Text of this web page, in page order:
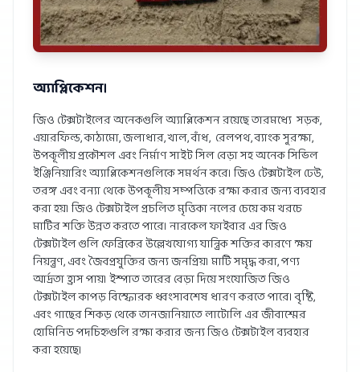
অ্যাপ্লিকেশন।
জিও টেক্সটাইলের অনেকগুলি অ্যাপ্লিকেশন রয়েছে তারমধ্যে সড়ক,
এয়ারফিল্ড, কাঠামো, জলাধার, খাল, বাঁধ, রেলপথ, ব্যাংক সুরক্ষা,
উপকূলীয় প্রকৌশল এবং নির্মাণ সাইট সিল বেড়া সহ ​​অনেক সিভিল
ইঞ্জিনিয়ারিং অ্যাপ্লিকেশনগুলিকে সমর্থন করে। জিও টেক্সটাইল ঢেউ,
তরঙ্গ এবং বন্যা থেকে উপকূলীয় সম্পত্তিকে রক্ষা করার জন্য ব্যবহার
করা হয়। জিও টেক্সটাইল প্রচলিত মৃত্তিকা নলের চেয়ে কম খরচে
মাটির শক্তি উন্নত করতে পারে। নারকেল ফাইবার এর জিও
টেক্সটাইল গুলি ফেব্রিকের উল্লেখযোগ্য যান্ত্রিক শক্তির কারণে ক্ষয়
নিয়ন্ত্রণ, এবং জৈবপ্রযুক্তির জন্য জনপ্রিয়। মাটি সমৃদ্ধ করা, পণ্য
আর্দ্রতা হ্রাস পায়। ইস্পাত তারের বেড়া দিয়ে সংযোজিত জিও
টেক্সটাইল কাপড় বিস্ফোরক ধ্বংসাবশেষ ধারণ করতে পারে। বৃষ্টি,
এবং গাছের শিকড় থেকে তানজানিয়াতে লাটোলি এর জীবাশ্মের
হোমিনিড পদচিহ্নগুলি রক্ষা করার জন্য জিও টেক্সটাইল ব্যবহার
করা হয়েছে।